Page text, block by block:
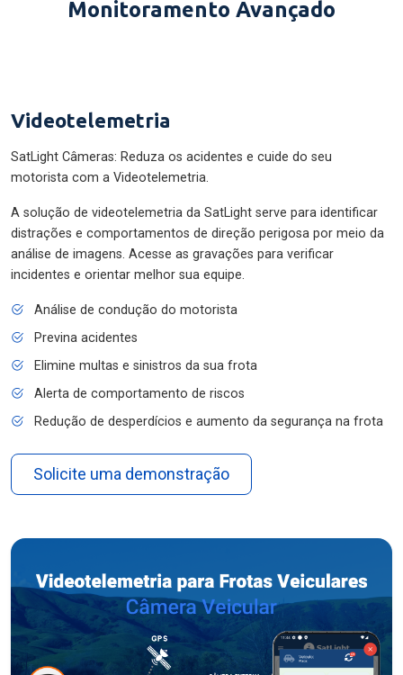
Monitoramento Avançado
Videotelemetria
SatLight Câmeras: Reduza os acidentes e cuide do seu
motorista com a Videotelemetria.
A solução de videotelemetria da SatLight serve para identificar
distrações e comportamentos de direção perigosa por meio da
análise de imagens. Acesse as gravações para verificar
incidentes e orientar melhor sua equipe.
Análise de condução do motorista
Previna acidentes
Elimine multas e sinistros da sua frota
Alerta de comportamento de riscos
Redução de desperdícios e aumento da segurança na frota
Solicite uma demonstração